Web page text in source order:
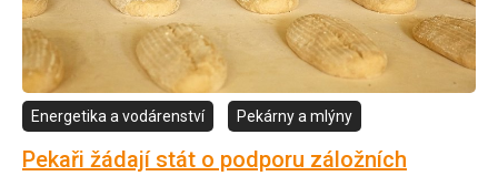
Energetika a vodárenství Pekárny a mlýny
Pekaři žádají stát o podporu záložních